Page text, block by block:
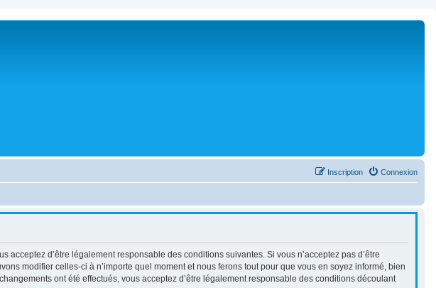
Connexion
Inscription
d’être légalement responsable des conditions suivantes. Si vous n’acceptez pas d’être
modifier celles-ci à n’importe quel moment et nous ferons tout pour que vous en soyez informé, bien
ont été effectués, vous acceptez d’être légalement responsable des conditions découlant